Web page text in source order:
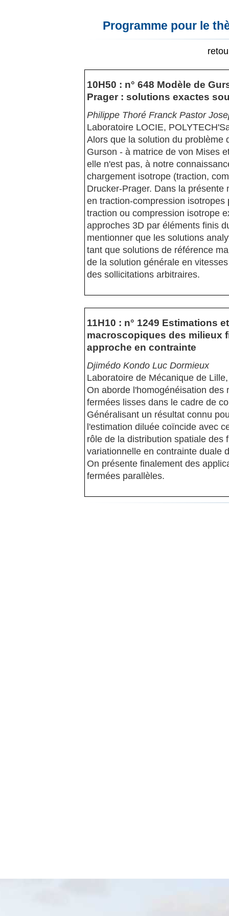
Programme pour le
10H50 : n° 648 Modèle de
Prager : solutions exactes
Philippe Thoré Franck Pastor
Laboratoire LOCIE,
Alors que la solution du problème
Gurson - à matrice de von Mises
elle n'est pas, à notre
chargement isotrope (traction,
Drucker-Prager. Dans la
en traction-compression
traction ou compression isotrope
approches 3D par éléments finis
mentionner que les solutions
tant que solutions de référence
de la solution générale en
des sollicitations arbitraires.
11H10 : n° 1249 Estimations
macroscopiques des milieux
approche en contrainte
Djimédo Kondo Luc Dormieux
Laboratoire de Mécanique de
On aborde l'homogénéisation
fermées lisses dans le cadre de
Généralisant un résultat connu
l'estimation diluée coïncide avec
rôle de la distribution spatiale des
variationnelle en contrainte duale
On présente finalement des
fermées parallèles.